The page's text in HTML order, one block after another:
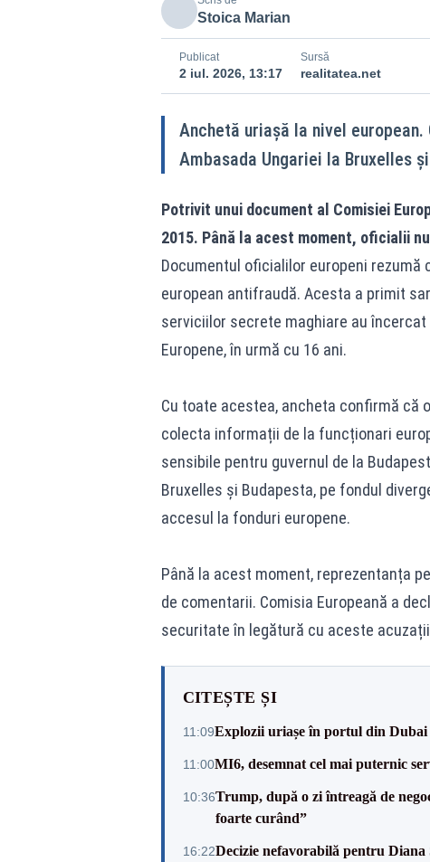
Stoica Marian
Publicat
2 iul. 2026, 13:17
Sursă
realitatea.net
Anchetă uriașă la nivel
Ambasada Ungariei la Bruxelles
Potrivit unui document al Comisiei
2015. Până la acest moment, oficialii
Documentul oficialilor europeni rezumă
european antifraudă. Acesta a primit
serviciilor secrete maghiare au
Europene, în urmă cu 16 ani.
Cu toate acestea, ancheta confirmă
colecta informații de la funcționari
sensibile pentru guvernul de la
Bruxelles și Budapesta, pe fondul
accesul la fonduri europene.
Până la acest moment, reprezentanța
de comentarii. Comisia Europeană a
securitate în legătură cu aceste
CITEȘTE ȘI
11:09Explozii uriașe în portul din Dubai
11:00MI6, desemnat cel mai puternic
10:36Trump, după o zi întreagă de
foarte curând”
16:22Decizie nefavorabilă pentru